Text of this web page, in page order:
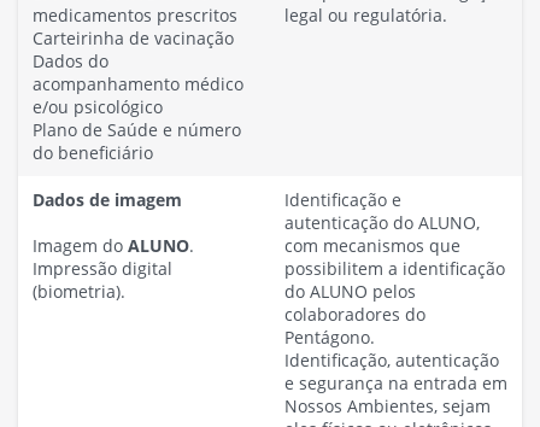
medicamentos prescritos
Carteirinha de vacinação
Dados do
acompanhamento médico
e/ou psicológico
Plano de Saúde e número
do beneficiário
legal ou regulatória.
Dados de imagem
Imagem do ALUNO.
Impressão digital
(biometria).
Identificação e
autenticação do ALUNO,
com mecanismos que
possibilitem a identificação
do ALUNO pelos
colaboradores do
Pentágono.
Identificação, autenticação
e segurança na entrada em
Nossos Ambientes, sejam